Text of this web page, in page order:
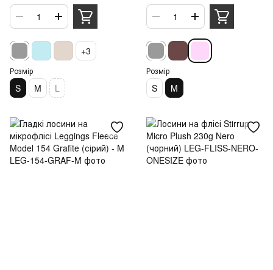
+3
Розмір
S M L
Розмір
S M